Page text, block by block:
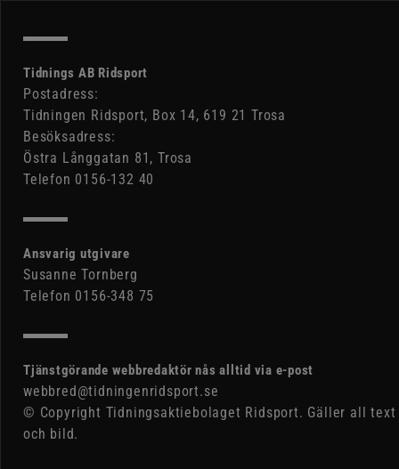
Tidnings AB Ridsport
Postadress:
Tidningen Ridsport, Box 14, 619 21 Trosa
Besöksadress:
Östra Långgatan 81, Trosa
Telefon 0156-132 40
Ansvarig utgivare
Susanne Tornberg
Telefon 0156-348 75
Tjänstgörande webbredaktör nås alltid via e-post
webbred@tidningenridsport.se
© Copyright Tidningsaktiebolaget Ridsport. Gäller all text
och bild.